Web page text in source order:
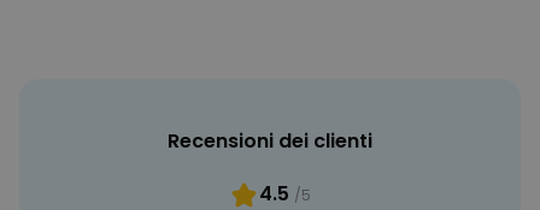
Recensioni dei clienti
4.5 /5